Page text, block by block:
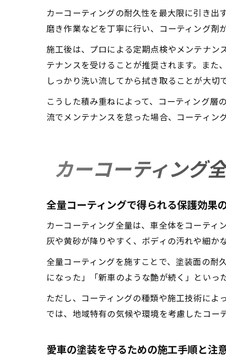
カーコーティングの耐久性を最大限に引き出
磨き作業などを丁寧に行い、コーティング剤
施工後は、プロによる定期点検やメンテナン
テナンスを受けることが推奨されます。また
しっかり洗い流してから拭き取ることが大切で
こうした積み重ねによって、コーティング層
流でメンテナンスを怠った場合、コーティン
カーコーティング
全量コーティングで得られる保護効果
カーコーティング全量は、車全体をコーティ
灰や黄砂が降りやすく、ボディの汚れや細か
全量コーティングを施すことで、塗装面の耐
になった」「新車のような艶が続く」といっ
ただし、コーティングの種類や施工技術によ
では、地域特有の気候や環境を考慮したコー
愛車の塗装を守るための施工手順と注